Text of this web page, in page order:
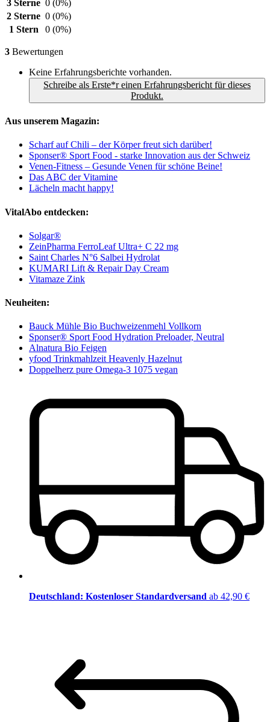
3 Sterne 0 (0%)
2 Sterne 0 (0%)
1 Stern
0 (0%)
3 Bewertungen
Keine Erfahrungsberichte vorhanden.
Schreibe als Erste*r einen Erfahrungsbericht für dieses
Produkt.
Aus unserem Magazin:
Scharf auf Chili – der Körper freut sich darüber!
Sponser® Sport Food - starke Innovation aus der Schweiz
Venen-Fitness – Gesunde Venen für schöne Beine!
Das ABC der Vitamine
Lächeln macht happy!
VitalAbo entdecken:
Solgar®
ZeinPharma FerroLeaf Ultra+ C 22 mg
Saint Charles N°6 Salbei Hydrolat
KUMARI Lift & Repair Day Cream
Vitamaze Zink
Neuheiten:
Bauck Mühle Bio Buchweizenmehl Vollkorn
Sponser® Sport Food Hydration Preloader, Neutral
Alnatura Bio Feigen
yfood Trinkmahlzeit Heavenly Hazelnut
Doppelherz pure Omega-3 1075 vegan
Deutschland: Kostenloser Standardversand ab 42,90 €